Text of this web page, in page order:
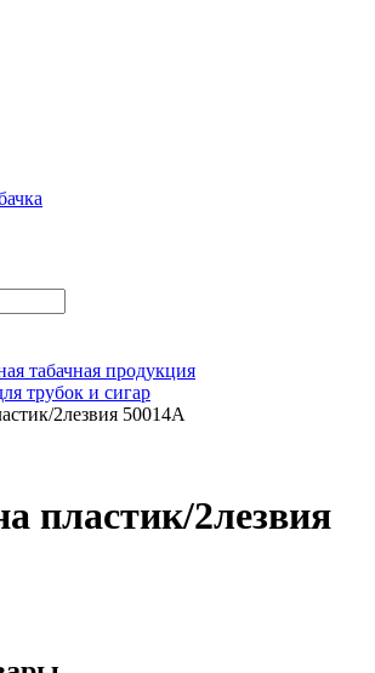
табачная продукция
трубок и сигар
2лезвия 50014А
пластик/2лезвия